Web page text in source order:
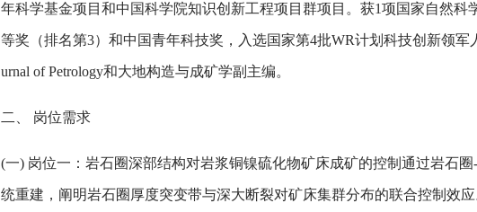
年科学基金项目和中国科学院知识创新工程项目群项目。获1项国家自然科
等奖（排名第3）和中国青年科技奖，入选国家第4批WR计划科技创新领军
urnal of Petrology和大地构造与成矿学副主编。
二、 岗位需求
(一) 岗位一：岩石圈深部结构对岩浆铜镍硫化物矿床成矿的控制通过岩石
统重建，阐明岩石圈厚度突变带与深大断裂对矿床集群分布的联合控制效应